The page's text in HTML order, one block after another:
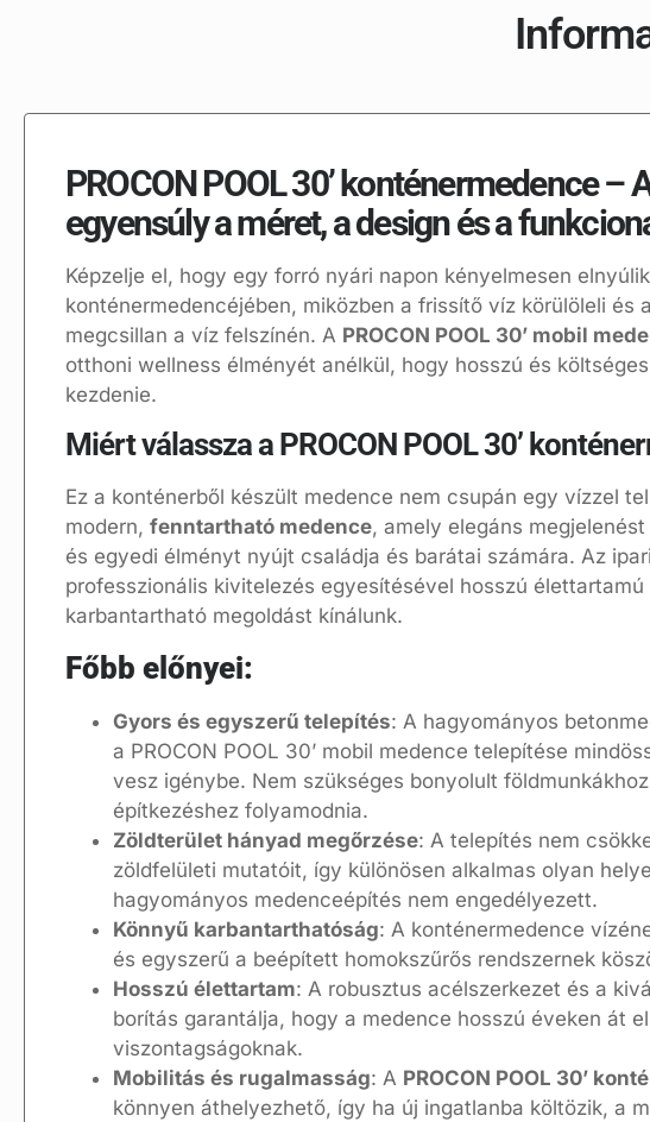
PROCON POOL 30’ konténermedence –
egyensúly a méret, a design és a
Képzelje el, hogy egy forró nyári napon kényelmesen
konténermedencéjében, miközben a frissítő víz körülöleli és
megcsillan a víz felszínén. A PROCON POOL 30’ mobil
otthoni wellness élményét anélkül, hogy hosszú és
kezdenie.
Miért válassza a PROCON POOL 30’
Ez a konténerből készült medence nem csupán egy vízzel
modern, fenntartható medence, amely elegáns
és egyedi élményt nyújt családja és barátai számára. Az
professzionális kivitelezés egyesítésével hosszú élettartamú
karbantartható megoldást kínálunk.
Főbb előnyei:
Gyors és egyszerű telepítés: A hagyományos
a PROCON POOL 30’ mobil medence telepítése
vesz igénybe. Nem szükséges bonyolult
építkezéshez folyamodnia.
Zöldterület hányad megőrzése: A telepítés nem
zöldfelületi mutatóit, így különösen alkalmas olyan
hagyományos medenceépítés nem engedélyezett.
Könnyű karbantarthatóság: A konténermedence
és egyszerű a beépített homokszűrős rendszernek
Hosszú élettartam: A robusztus acélszerkezet és a
borítás garantálja, hogy a medence hosszú éveken át
viszontagságoknak.
Mobilitás és rugalmasság: A PROCON POOL 30’
könnyen áthelyezhető, így ha új ingatlanba költözik, a